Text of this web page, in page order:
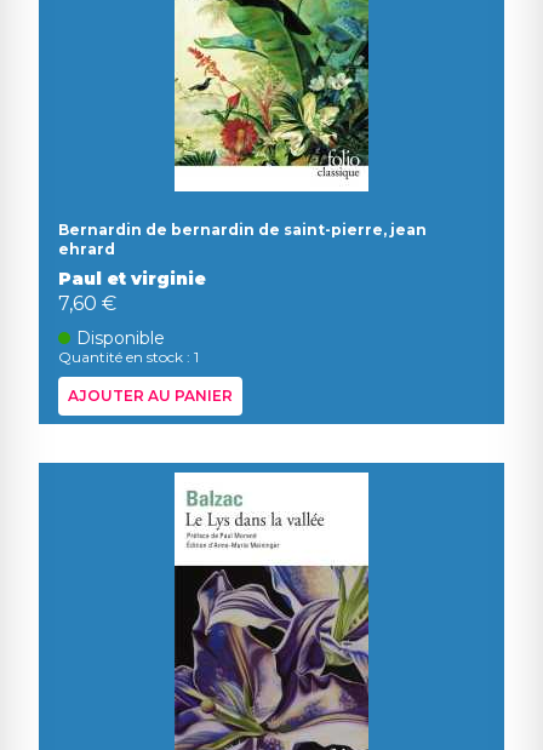
Bernardin de bernardin de saint-pierre, jean
ehrard
Paul et virginie
7,60 €
Disponible
Quantité en stock : 1
AJOUTER AU PANIER